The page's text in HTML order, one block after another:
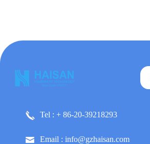
Tel : + 86-20-39218293
Email : info@gzhaisan.com